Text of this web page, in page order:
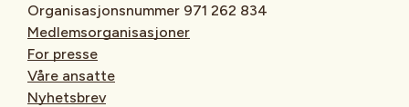
Organisasjonsnummer 971 262 834
Medlemsorganisasjoner
For presse
Våre ansatte
Nyhetsbrev